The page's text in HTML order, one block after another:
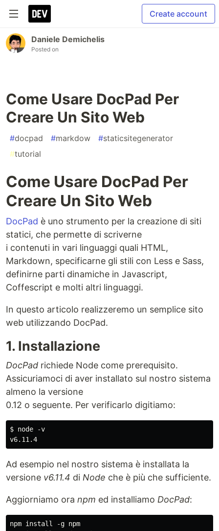
Create account
Daniele Demichelis
Posted on
Come Usare DocPad Per
Creare Un Sito Web
#docpad #markdow #staticsitegenerator
#tutorial
Come Usare DocPad Per
Creare Un Sito Web
DocPad è uno strumento per la creazione di siti
statici, che permette di scriverne
i contenuti in vari linguaggi quali HTML,
Markdown, specificarne gli stili con Less e Sass,
definirne parti dinamiche in Javascript,
Coffescript e molti altri linguaggi.
In questo articolo realizzeremo un semplice sito
web utilizzando DocPad.
1. Installazione
DocPad richiede Node come prerequisito.
Assicuriamoci di aver installato sul nostro sistema
almeno la versione
0.12 o seguente. Per verificarlo digitiamo:
$ node -v
Ad esempio nel nostro sistema è installata la
versione v6.11.4 di Node che è più che sufficiente.
Aggiorniamo ora npm ed installiamo DocPad:
npm install -g npm